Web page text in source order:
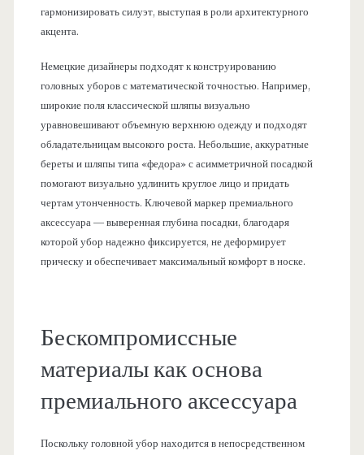
гармонизировать силуэт, выступая в роли архитектурного
акцента.
Немецкие дизайнеры подходят к конструированию
головных уборов с математической точностью. Например,
широкие поля классической шляпы визуально
уравновешивают объемную верхнюю одежду и подходят
обладательницам высокого роста. Небольшие, аккуратные
береты и шляпы типа «федора» с асимметричной посадкой
помогают визуально удлинить круглое лицо и придать
чертам утонченность. Ключевой маркер премиального
аксессуара — выверенная глубина посадки, благодаря
которой убор надежно фиксируется, не деформирует
прическу и обеспечивает максимальный комфорт в носке.
Бескомпромиссные
материалы как основа
премиального аксессуара
Поскольку головной убор находится в непосредственном